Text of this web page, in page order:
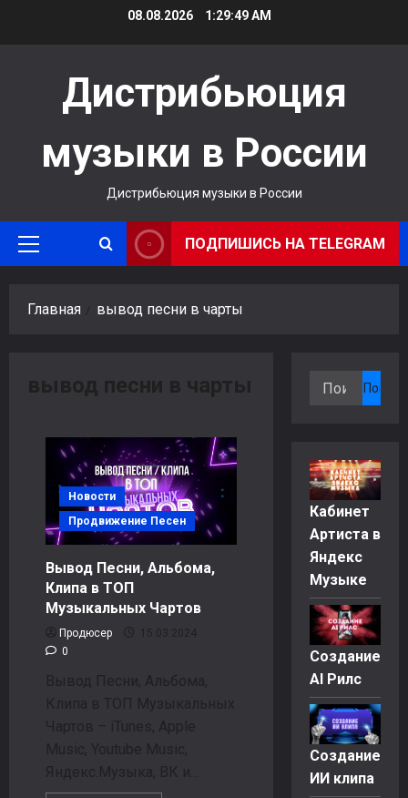
08.08.2026 1:29:49 AM
Дистрибьюция
музыки в России
Дистрибьюция музыки в России
Основное
ПОДПИШИСЬ НА TELEGRAM
Главная вывод песни в чарты
вывод песни в чарты
Новости
Продвижение Песен
Вывод Песни, Альбома,
Клипа в ТОП
Музыкальных Чартов
Продюсер
15.03.2024
0
Вывод Песни, Альбома,
Клипа в ТОП Музыкальных
Чартов – iTunes, Apple
Music, Youtube Music,
Яндекс.Музыка, ВК и...
Найти:
Кабинет
Артиста в
Яндекс
Музыке
Создание
AI Рилс
Создание
ИИ клипа